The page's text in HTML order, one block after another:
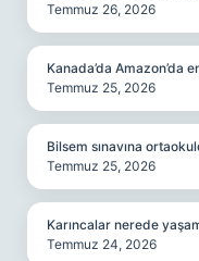
Temmuz 26, 2026
Kanada’da Amazon’da
Temmuz 25, 2026
Bilsem sınavına
Temmuz 25, 2026
Karıncalar nerede
Temmuz 24, 2026